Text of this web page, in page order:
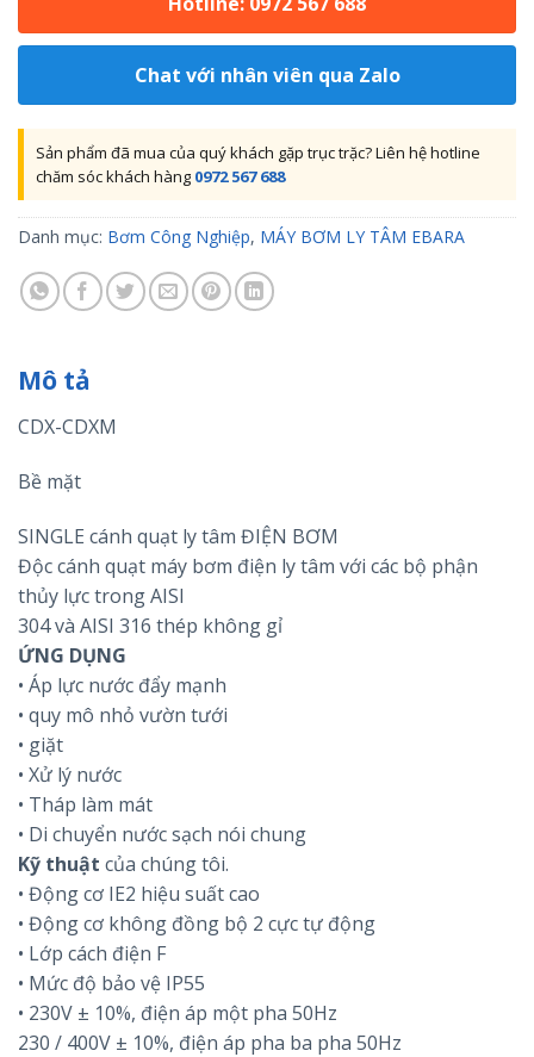
Chat với nhân viên qua Zalo
Sản phẩm đã mua của quý khách gặp trục trặc? Liên hệ hotline
chăm sóc khách hàng 0972 567 688
Danh mục: Bơm Công Nghiệp, MÁY BƠM LY TÂM EBARA
Mô tả
CDX-CDXM
Bề mặt
SINGLE cánh quạt ly tâm ĐIỆN BƠM
Độc cánh quạt máy bơm điện ly tâm với các bộ phận
thủy lực trong AISI
304 và AISI 316 thép không gỉ
ỨNG DỤNG
• Áp lực nước đẩy mạnh
• quy mô nhỏ vườn tưới
• giặt
• Xử lý nước
• Tháp làm mát
• Di chuyển nước sạch nói chung
Kỹ thuật của chúng tôi.
• Động cơ IE2 hiệu suất cao
• Động cơ không đồng bộ 2 cực tự động
• Lớp cách điện F
• Mức độ bảo vệ IP55
• 230V ± 10%, điện áp một pha 50Hz
230 / 400V ± 10%, điện áp pha ba pha 50Hz